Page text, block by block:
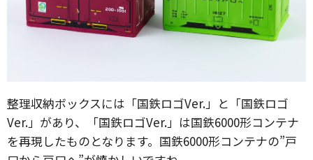
整理収納ボックスには「国鉄ロゴVer.」と「国鉄ロゴ
Ver.」があり、「国鉄ロゴVer.」は国鉄6000形コンテナ
を再現したものとなります。国鉄6000形コンテナの”戸